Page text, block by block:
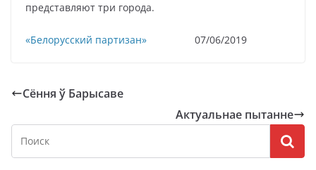
представляют три города.
«Белорусский партизан» 07/06/2019
Сёння ў Барысаве
Актуальнае пытанне